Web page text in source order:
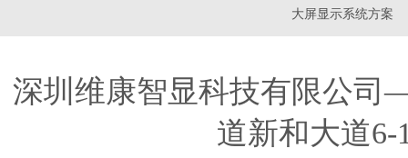
大屏显示系统方案
深圳维康智显科技有限公
道新和大道6-